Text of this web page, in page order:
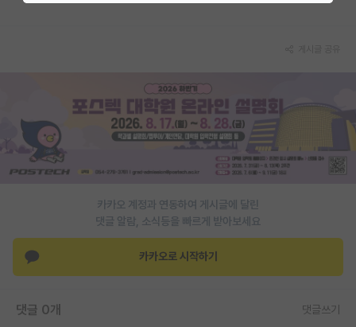
연구실(PI) 홍보 게시판
학부 인턴 게시판
취업 게시판
임용 후기 게시판
인문사회 계열 게시판
특수/전문대학원 게시판
카카오 계정과 연동하여 게시글에 달린
댓글 알람, 소식등을 빠르게 받아보세요
카카오로 시작하기
댓글 0개 댓글쓰기